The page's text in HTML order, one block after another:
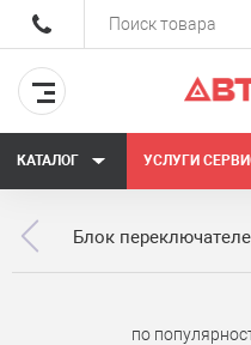
КАТАЛОГ УСЛУГИ
Блок